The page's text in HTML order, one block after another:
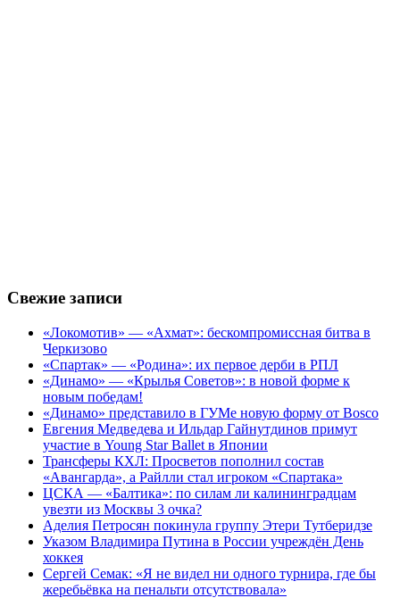
Свежие записи
«Локомотив» — «Ахмат»: бескомпромиссная битва в
Черкизово
«Спартак» — «Родина»: их первое дерби в РПЛ
«Динамо» — «Крылья Советов»: в новой форме к
новым победам!
«Динамо» представило в ГУМе новую форму от Bosco
Евгения Медведева и Ильдар Гайнутдинов примут
участие в Young Star Ballet в Японии
Трансферы КХЛ: Просветов пополнил состав
«Авангарда», а Райлли стал игроком «Спартака»
ЦСКА — «Балтика»: по силам ли калининградцам
увезти из Москвы 3 очка?
Аделия Петросян покинула группу Этери Тутберидзе
Указом Владимира Путина в России учреждён День
хоккея
Сергей Семак: «Я не видел ни одного турнира, где бы
жеребьёвка на пенальти отсутствовала»